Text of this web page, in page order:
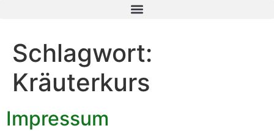
Schlagwort:
Kräuterkurs
Impressum